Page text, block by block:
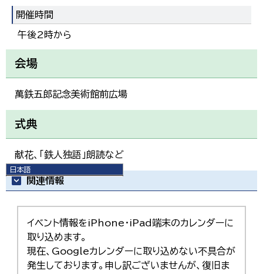
日本語
日本語
English
繁體中文
開催時間
午後2時から
会場
萬鉄五郎記念美術館前広場
式典
献花、「鉄人独語」朗読など
関連情報
イベント情報をiPhone・iPad端末のカレンダーに
取り込めます。
現在、Googleカレンダーに取り込めない不具合が
発生しております。申し訳ございませんが、復旧ま